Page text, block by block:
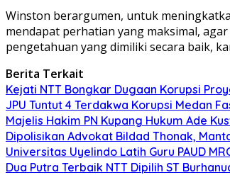
Winston berargumen, untuk
mendapat perhatian yang maksimal,
pengetahuan yang dimiliki secara baik,
Berita Terkait
Kejati NTT Bongkar Dugaan Korupsi
JPU Tuntut 4 Terdakwa Korupsi Medan
Majelis Hakim PN Kupang Hukum Ade
Dipolisikan Advokat Bildad Thonak,
Universitas Uyelindo Latih Guru PAUD
Dua Putra Terbaik NTT Dipilih ST